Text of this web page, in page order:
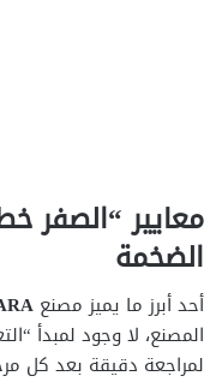
معايير “الصفر
الضخمة
أحد أبرز ما يميز مصنع
المصنع، لا وجود لمبدأ
لمراجعة دقيقة بعد كل